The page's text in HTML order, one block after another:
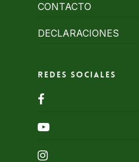
CONTACTO
DECLARACIONES
Redes Sociales
facebook
youtube
instagram